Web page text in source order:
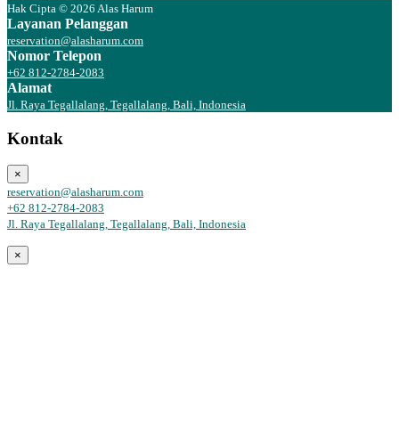
Hak Cipta © 2026 Alas Harum
Layanan Pelanggan
reservation@alasharum.com
Nomor Telepon
+62 812-2784-2083
Alamat
Jl. Raya Tegallalang, Tegallalang, Bali, Indonesia
Kontak
×
reservation@alasharum.com
+62 812-2784-2083
Jl. Raya Tegallalang, Tegallalang, Bali, Indonesia
×